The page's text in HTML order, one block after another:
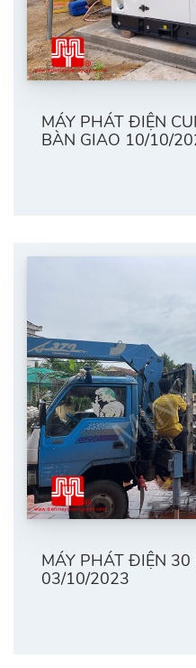
MÁY PHÁT ĐIỆN
BÀN GIAO 10/10/
MÁY PHÁT ĐIỆN 30
03/10/2023